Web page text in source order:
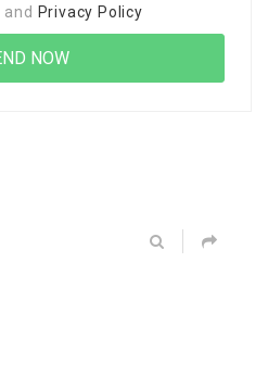
and Privacy Policy